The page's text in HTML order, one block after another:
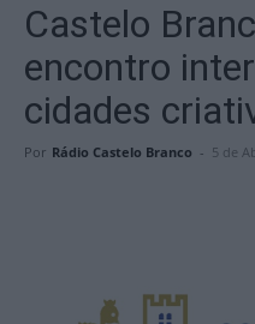
Castelo
encontro
cidades
Por Rádio Castelo Branco - 5 de